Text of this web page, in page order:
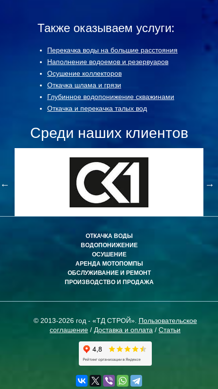
Также оказываем услуги:
Перекачка воды на большие расстояния
Наполнение водоемов и резервуаров
Осушение коллекторов
Откачка шлама и грязи
Глубинное водопонижение скважинами
Откачка и перекачка талых вод
Среди наших клиентов
ОТКАЧКА ВОДЫ
ВОДОПОНИЖЕНИЕ
ОСУШЕНИЕ
АРЕНДА МОТОПОМПЫ
ОБСЛУЖИВАНИЕ И РЕМОНТ
ПРОИЗВОДСТВО И ПРОДАЖА
© 2013-2026 год - «ТД СТРОЙ». Пользовательское
соглашение / Доставка и оплата / Статьи